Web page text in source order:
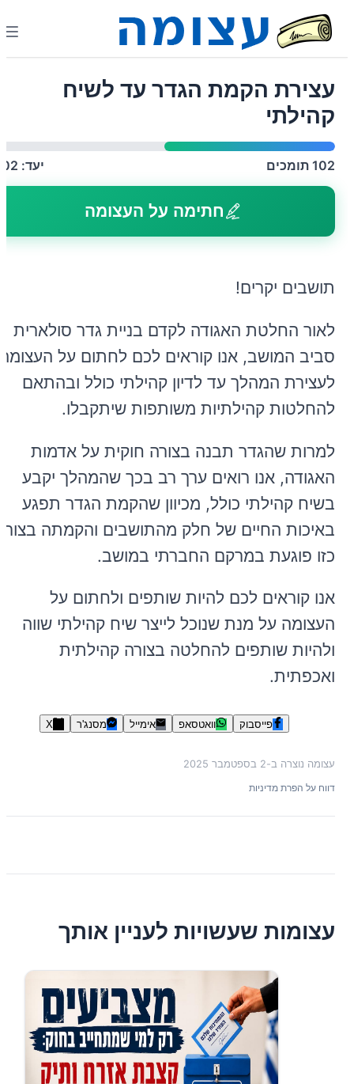
עצירת הקמת הגדר עד לשיח
קהילתי
102 תומכים יעד:
חתימה על העצומה
תושבים יקרים!
לאור החלטת האגודה לקדם בניית גדר סולארית
סביב המושב, אנו קוראים לכם לחתום על העצומה
לעצירת המהלך עד לדיון קהילתי כולל ובהתאם
להחלטות קהילתיות משותפות שיתקבלו.
למרות שהגדר תבנה בצורה חוקית על אדמות
האגודה, אנו רואים ערך רב בכך שהמהלך יקבע
בשיח קהילתי כולל, מכיוון שהקמת הגדר תפגע
באיכות החיים של חלק מהתושבים והקמתה
כזו פוגעת במרקם החברתי במושב.
אנו קוראים לכם להיות שותפים ולחתום על
העצומה על מנת שנוכל לייצר שיח קהילתי שווה
ולהיות שותפים להחלטה בצורה קהילתית
ואכפתית.
פייסבוק וואטסאפ אימייל מסנג'ר X
עצומה נוצרה ב-2 בספטמבר 2025
דווח על הפרת מדיניות
עצומות שעשויות לעניין אותך